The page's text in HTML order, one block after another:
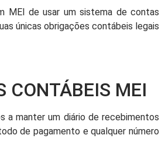
MEI de usar um sistema de contas
únicas obrigações contábeis legais
CONTÁBEIS MEI
a manter um diário de recebimentos
de pagamento e qualquer número